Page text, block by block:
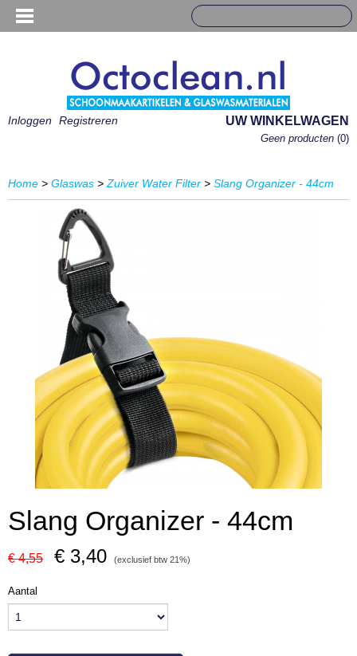
Inloggen Registreren UW WINKELWAGEN
Geen producten (0)
Home > Glaswas > Zuiver Water Filter > Slang Organizer - 44cm
Slang Organizer - 44cm
€ 4,55 € 3,40 (exclusief btw 21%)
Aantal